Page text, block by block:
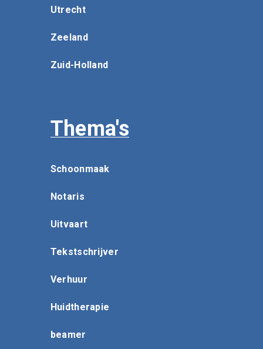
Utrecht
Zeeland
Zuid-Holland
Thema's
Schoonmaak
Notaris
Uitvaart
Tekstschrijver
Verhuur
Huidtherapie
beamer